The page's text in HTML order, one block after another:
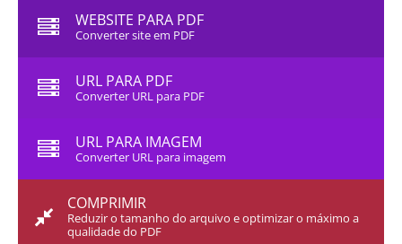
WEBSITE PARA PDF
Converter site em PDF
URL PARA PDF
Converter URL para PDF
URL PARA IMAGEM
Converter URL para imagem
COMPRIMIR
Reduzir o tamanho do arquivo e optimizar o máximo a
qualidade do PDF